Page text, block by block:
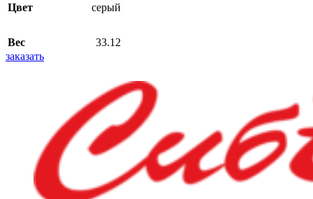
Цвет серый
Вес
33.12
заказать